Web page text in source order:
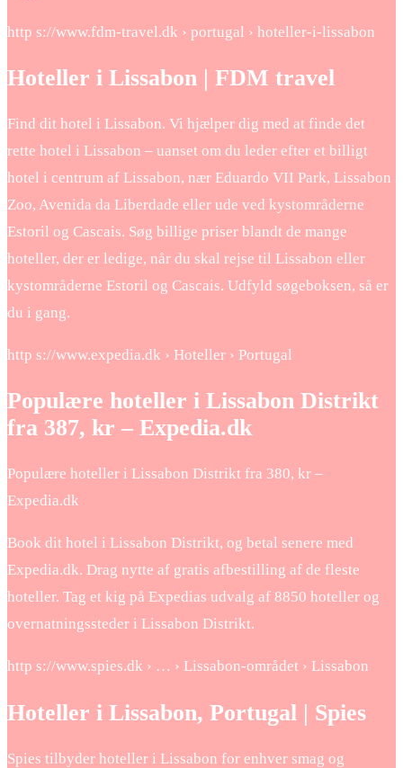
http s://www.fdm-travel.dk › portugal › hoteller-i-lissabon
Hoteller i Lissabon | FDM travel
Find dit hotel i Lissabon. Vi hjælper dig med at finde det
rette hotel i Lissabon – uanset om du leder efter et billigt
hotel i centrum af Lissabon, nær Eduardo VII Park, Lissabon
Zoo, Avenida da Liberdade eller ude ved kystområderne
Estoril og Cascais. Søg billige priser blandt de mange
hoteller, der er ledige, når du skal rejse til Lissabon eller
kystområderne Estoril og Cascais. Udfyld søgeboksen, så er
du i gang.
http s://www.expedia.dk › Hoteller › Portugal
Populære hoteller i Lissabon Distrikt
fra 387, kr – Expedia.dk
Populære hoteller i Lissabon Distrikt fra 380, kr –
Expedia.dk
Book dit hotel i Lissabon Distrikt, og betal senere med
Expedia.dk. Drag nytte af gratis afbestilling af de fleste
hoteller. Tag et kig på Expedias udvalg af 8850 hoteller og
overnatningssteder i Lissabon Distrikt.
http s://www.spies.dk › … › Lissabon-området › Lissabon
Hoteller i Lissabon, Portugal | Spies
Spies tilbyder hoteller i Lissabon for enhver smag og